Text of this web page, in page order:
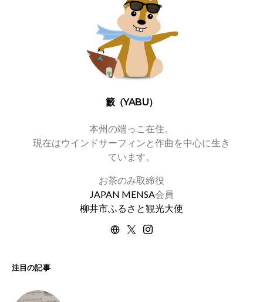
籔（YABU）
本州の端っこ在住。
現在はウインドサーフィンと作曲を中心に生き
ています。
お茶のみ取締役
JAPAN MENSA会員
柳井市ふるさと観光大使
注目の記事